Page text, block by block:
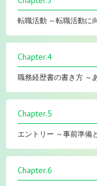
転職活動 ～転職活動に
Chapter.4
職務経歴書の書き方 ～
Chapter.5
エントリー ～事前準備
Chapter.6